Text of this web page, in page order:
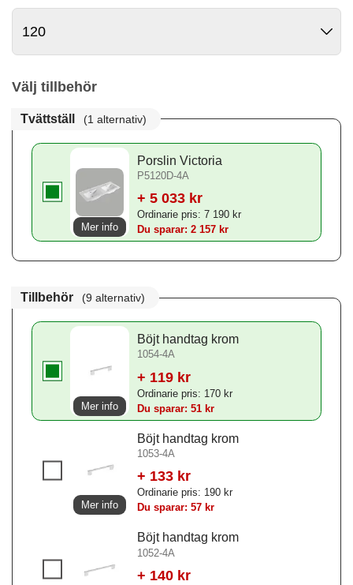
Välj tillbehör
Tvättställ (1 alternativ)
Porslin Victoria
P5120D-4A
+ 5 033 kr
Ordinarie pris: 7 190 kr
Du sparar: 2 157 kr
Mer info
Tillbehör (9 alternativ)
Böjt handtag krom
1054-4A
+ 119 kr
Ordinarie pris: 170 kr
Du sparar: 51 kr
Mer info
Böjt handtag krom
1053-4A
+ 133 kr
Ordinarie pris: 190 kr
Du sparar: 57 kr
Mer info
Böjt handtag krom
1052-4A
+ 140 kr